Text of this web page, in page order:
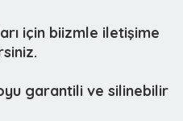
için biizmle iletişime
garantili ve silinebilir